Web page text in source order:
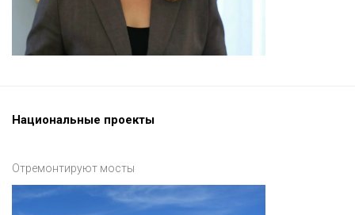
Национальные проекты
Отремонтируют мосты